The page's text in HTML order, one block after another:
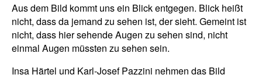
Aus dem Bild kommt uns ein Blick entgegen. Blick heißt
nicht, dass da jemand zu sehen ist, der sieht. Gemeint ist
nicht, dass hier sehende Augen zu sehen sind, nicht
einmal Augen müssten zu sehen sein.
Insa Härtel und Karl-Josef Pazzini nehmen das Bild